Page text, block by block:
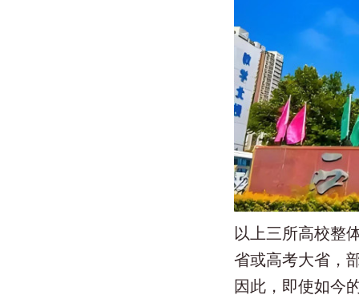
以上三所高校整
省或高考大省，
因此，即使如今